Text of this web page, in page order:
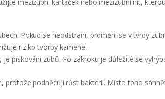
mezizubní kartáček nebo mezizubní nit,
Pokud se neodstraní, promění se v tvrdý
riziko tvorby kamene.
pískování zubů. Po zákroku je důležité se
protože podněcují růst bakterií. Místo toho